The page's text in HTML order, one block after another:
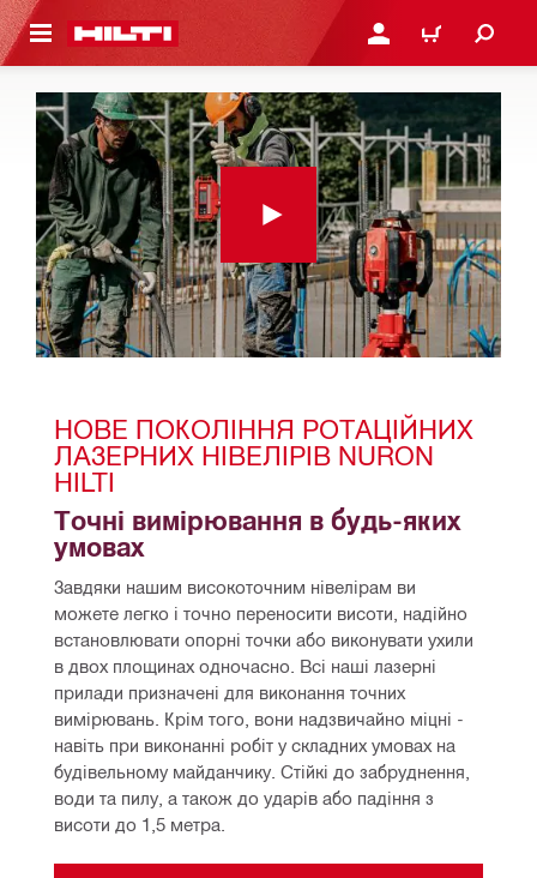
ЗМІСТУ УВІЙТИ АБО
КОШИК
НОВЕ ПОКОЛІННЯ РОТАЦІЙНИХ
ЛАЗЕРНИХ НІВЕЛІРІВ NURON
HILTI
Точні вимірювання в будь-яких
умовах
Завдяки нашим високоточним нівелірам ви
можете легко і точно переносити висоти, надійно
встановлювати опорні точки або виконувати ухили
в двох площинах одночасно. Всі наші лазерні
прилади призначені для виконання точних
вимірювань. Крім того, вони надзвичайно міцні -
навіть при виконанні робіт у складних умовах на
будівельному майданчику. Стійкі до забруднення,
води та пилу, а також до ударів або падіння з
висоти до 1,5 метра.